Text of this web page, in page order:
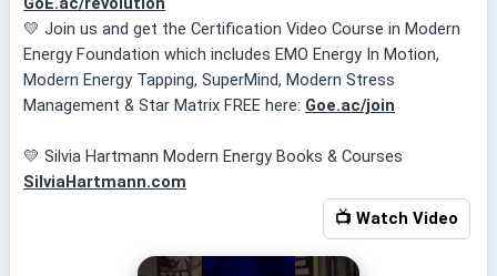
💛 Join us and get the Certification Video Course in Modern
Energy Foundation which includes EMO Energy In Motion,
Modern Energy Tapping, SuperMind, Modern Stress
Management & Star Matrix FREE here: Goe.ac/join
💛 Silvia Hartmann Modern Energy Books & Courses
SilviaHartmann.com
📺 Watch Video